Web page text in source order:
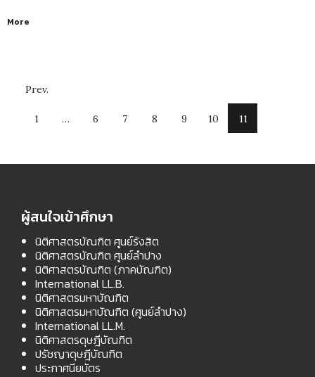
More
Prev.
1 … 6 7 8 9 10 11
ผู้สนใจเข้าศึกษา
นิติศาสตรบัณฑิต ศูนย์รังสิต
นิติศาสตรบัณฑิต ศูนย์ลำปาง
นิติศาสตรบัณฑิต (ภาคบัณฑิต)
International LL.B.
นิติศาสตรมหาบัณฑิต
นิติศาสตรมหาบัณฑิต (ศูนย์ลำปาง)
International LL.M.
นิติศาสตรดุษฎีบัณฑิต
ปรัชญาดุษฎีบัณฑิต
ประกาศนียบัตร